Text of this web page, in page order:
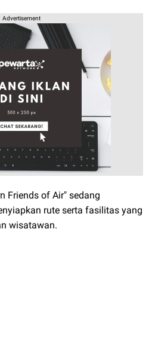
Advertisement
Friends of Air" sedang
rute serta fasilitas yang
wisatawan.